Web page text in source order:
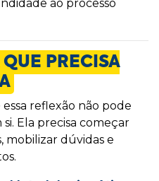
ao processo
PRECISA
reflexão não pode
Ela precisa começar
mobilizar dúvidas e